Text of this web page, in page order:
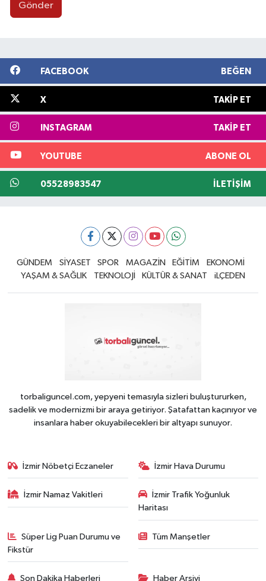
Gönder
FACEBOOK BEĞEN
X TAKIP ET
INSTAGRAM TAKIP ET
YOUTUBE ABONE OL
05528983547 İLETIŞIM
GÜNDEM SİYASET SPOR MAGAZİN EĞİTİM
EKONOMİ
YAŞAM & SAĞLIK
TEKNOLOJİ KÜLTÜR & SANAT iLÇEDEN
torbaliguncel.com, yepyeni temasıyla sizleri buluştururken,
sadelik ve modernizmi bir araya getiriyor. Şatafattan kaçınıyor ve
insanlara haber okuyabilecekleri bir altyapı sunuyor.
İzmir Nöbetçi Eczaneler İzmir Hava Durumu
İzmir Namaz Vakitleri
İzmir Trafik Yoğunluk
Haritası
Süper Lig Puan Durumu ve
Fikstür
Tüm Manşetler
Son Dakika Haberleri Haber Arşivi